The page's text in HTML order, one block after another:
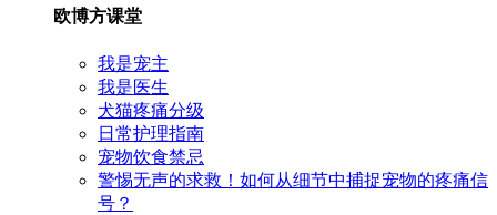
欧博方课堂
我是宠主
我是医生
犬猫疼痛分级
日常护理指南
宠物饮食禁忌
警惕无声的求救！如何从细节中捕捉宠物的疼痛信
号？